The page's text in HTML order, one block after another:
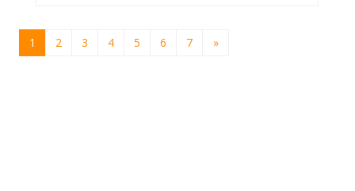
1 2 3 4 5 6 7 »